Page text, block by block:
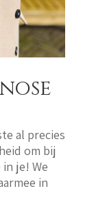
al precies
om bij
je! We
in